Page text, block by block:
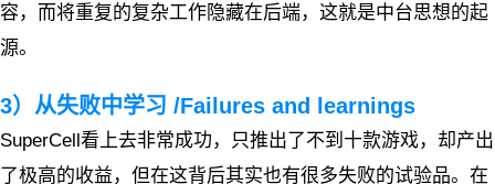
容，而将重复的复杂工作隐藏在后端，这就是中台思想的起
源。
3）从失败中学习 /Failures and learnings
SuperCell看上去非常成功，只推出了不到十款游戏，却产出
了极高的收益，但在这背后其实也有很多失败的试验品。在